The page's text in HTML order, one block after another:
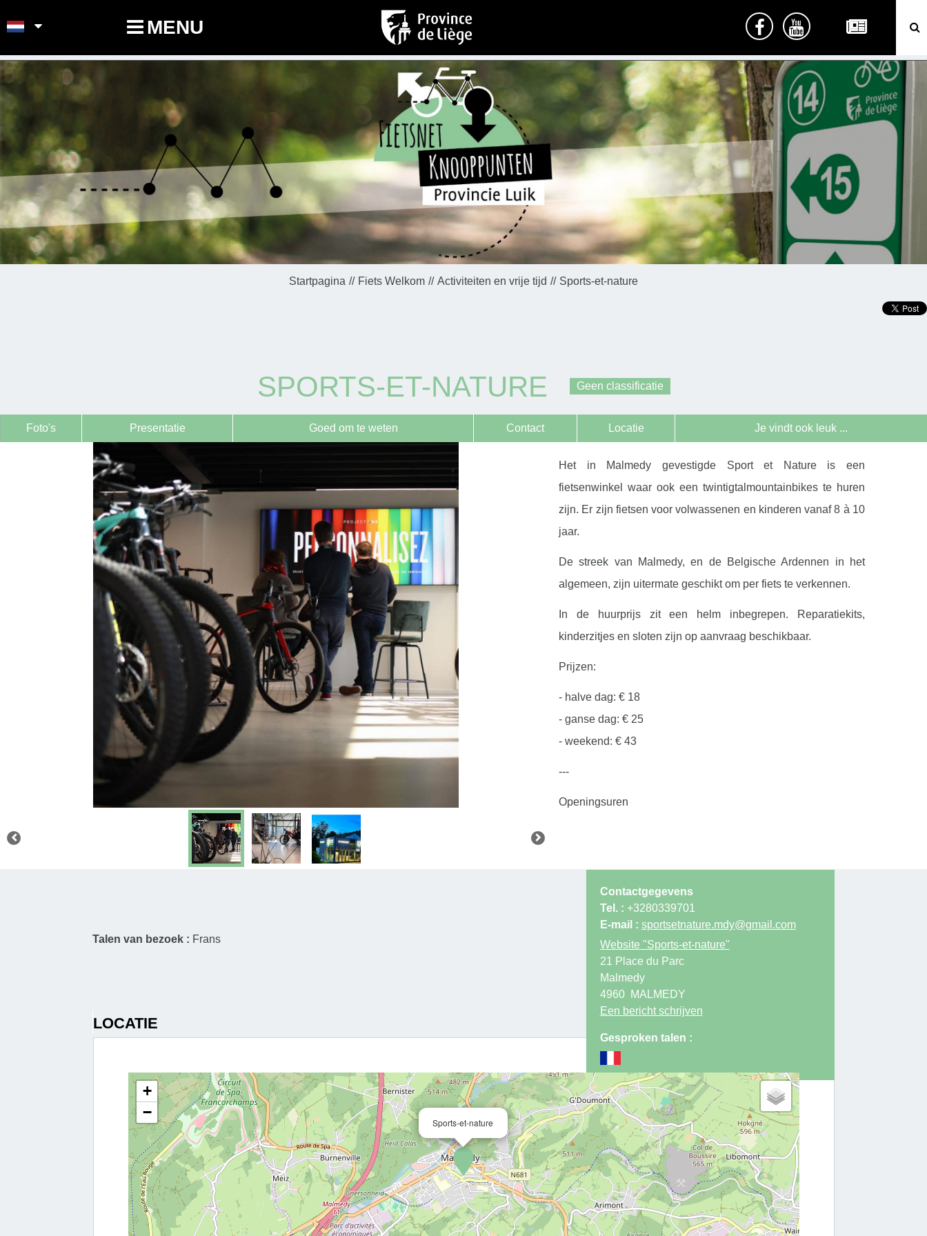
MENU
Startpagina Fiets Welkom Activiteiten en vrije tijd Sports-et-nature
SPORTS-ET-NATURE Geen classificatie
Foto's Presentatie Goed om te weten Contact Locatie Je vindt ook leuk ...
Het in Malmedy gevestigde Sport et Nature is een
fietsenwinkel waar ook een twintigtalmountainbikes te huren
zijn. Er zijn fietsen voor volwassenen en kinderen vanaf 8 à 10
jaar.
De streek van Malmedy, en de Belgische Ardennen in het
algemeen, zijn uitermate geschikt om per fiets te verkennen.
In de huurprijs zit een helm inbegrepen. Reparatiekits,
kinderzitjes en sloten zijn op aanvraag beschikbaar.
Prijzen:
- halve dag: € 18
- ganse dag: € 25
- weekend: € 43
---
Openingsuren
afspraak)
Talen van bezoek : Frans
Contactgegevens
Tel. : +3280339701
E-mail : sportsetnature.mdy@gmail.com
Website "Sports-et-nature"
21 Place du Parc
Malmedy
4960
MALMEDY
Een bericht schrijven
Gesproken talen :
LOCATIE
Sports-et-nature
+
−